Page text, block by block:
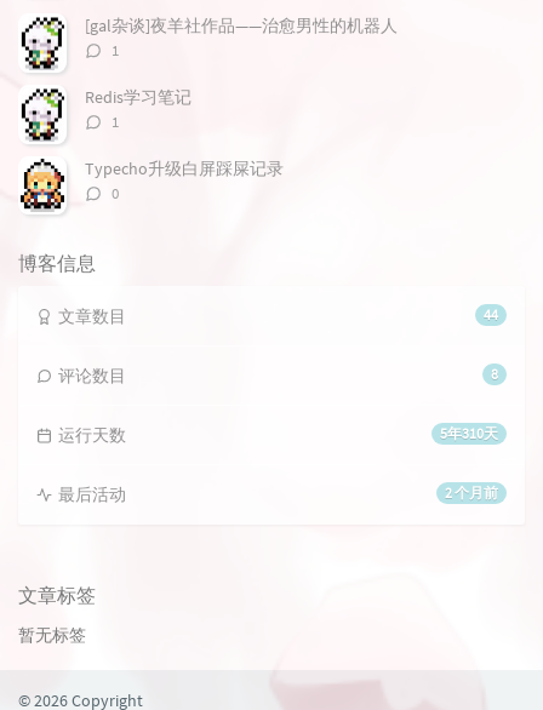
数：
[gal杂谈]夜羊社作品——治愈男性的机器人
评
数：
1
Redis学习笔记
评
数：
1
Typecho升级白屏踩屎记录
评
0
博客信息
44
文章数目
8
评论数目
5年310天
运行天数
2 个月前
最后活动
文章标签
暂无标签
© 2026 Copyright